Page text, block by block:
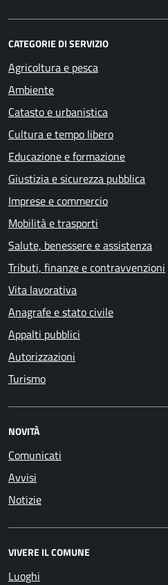
CATEGORIE DI SERVIZIO
Agricoltura e pesca
Ambiente
Catasto e urbanistica
Cultura e tempo libero
Educazione e formazione
Giustizia e sicurezza pubblica
Imprese e commercio
Mobilità e trasporti
Salute, benessere e assistenza
Tributi, finanze e contravvenzioni
Vita lavorativa
Anagrafe e stato civile
Appalti pubblici
Autorizzazioni
Turismo
NOVITÀ
Comunicati
Avvisi
Notizie
VIVERE IL COMUNE
Luoghi